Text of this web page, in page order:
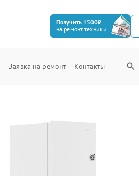
Получить 1500₽
на ремонт техники
Заявка на ремонт Контакты